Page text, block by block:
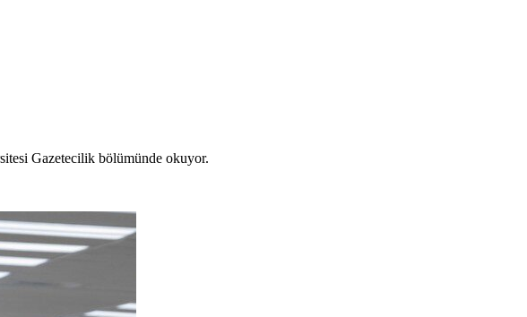
Gazetecilik bölümünde okuyor.